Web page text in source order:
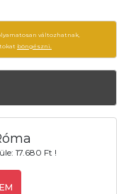
változhatnak,
böngészni.
17.680 Ft !